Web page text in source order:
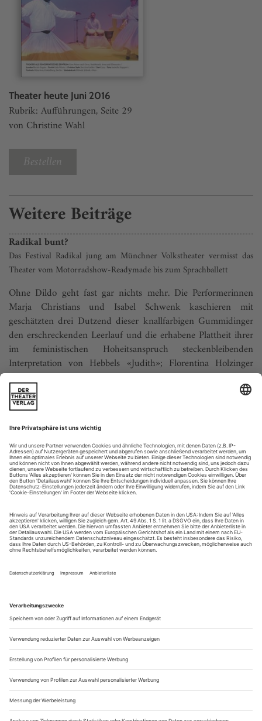
Theater heute Juni 2016
Rubrik: Aufführungen, Seite 29
von Christine Wahl
Bestellen
Weitere Beiträge
Radikal bunt?
Das Festival Radikal jung am Münchner Volkstheater vermisst das
Theater vom Motorradshow-Readymade bis zum Sprachballett
Ohne Dildo geht fast gar nichts mehr. Die Performerinnen
Marja Christians und Isabel Schwenk kaschieren mit
geschätzten drei Dutzend dieser knallfarbigen Gummidinger
den erschreckenden Leerlauf und die erhabene Plattheit ihrer
im feministischen Hoheitsanspruch steckenbleibenden
Interpretation von Hebbels «Judith»; Florentina Holzinger
schnallt sich einen mächtigen...
Das Problem Stalin
Boden: Unter dem gewissensklaren Edelforscher rumort die
Zeitgeschichte der Moskauer Prozesse
1938 vollendet Brecht in Skowsbostrand im dänischen Exil
die erste Fassung seines «Galilei», die – schon 1939 leicht
überarbeitet – der Uraufführung des Dramas 1943 in Zürich
zugrunde lag. Die spätere Konzentration auf die zentrale
Gestalt ist zunächst weniger ausgeprägt: Die erste
Niederschrift trägt noch den Titel «Die Erde bewegt sich». In
den USA entsteht 1944...
Wut
(kleines Epos.
Geh bitte, Elfi, hast dus nicht etwas kleiner?)
© Aufführungsrechte: Rowohlt Theater Verlag, Reinbek bei
Hamburg, 2016